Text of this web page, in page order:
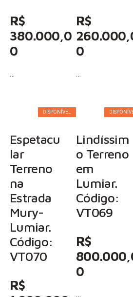
R$
380.000,0
0
…
R$
0
…
DISPONÍVEL
Espetacu
lar
Terreno
na
Estrada
Mury-
Lumiar.
Código:
VT070
R$
Lindíssim
o Terreno
em
Lumiar.
Código:
VT069
R$
0
…